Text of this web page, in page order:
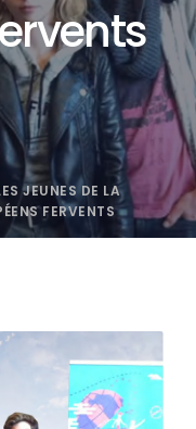
JEUNES DE LA
FERVENTS